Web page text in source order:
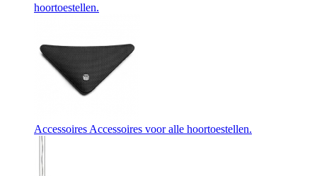
hoortoestellen.
Accessoires Accessoires voor alle hoortoestellen.